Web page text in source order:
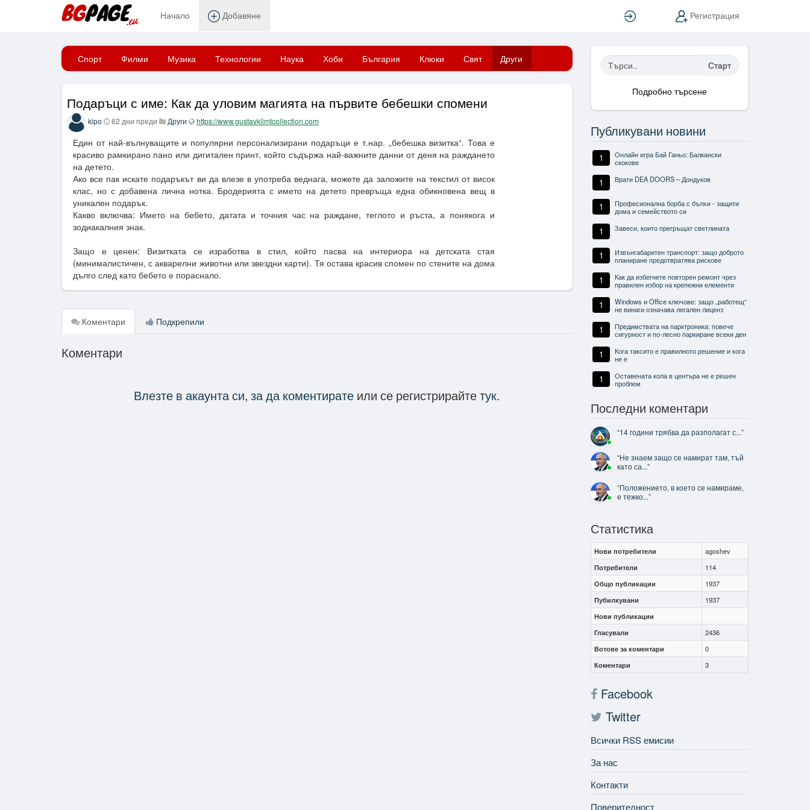
Начало Регистрация
Добавяне
Начало
Спорт Филми Музика Технологии Наука Хоби България Клюки Свят Други
Подаръци с име: Как да уловим магията на първите бебешки спомени
kipo 62 дни преди Други https://www.gustavklimtcollection.com
Един от най-вълнуващите и популярни персонализирани подаръци е т.нар. „бебешка визитка“. Това е
красиво рамкирано пано или дигитален принт, който съдържа най-важните данни от деня на раждането
на детето.
Ако все пак искате подаръкът ви да влезе в употреба веднага, можете да заложите на текстил от висок
клас, но с добавена лична нотка. Бродерията с името на детето превръща една обикновена вещ в
уникален подарък.
Какво включва: Името на бебето, датата и точния час на раждане, теглото и ръста, а понякога и
зодиакалния знак.
Защо е ценен: Визитката се изработва в стил, който пасва на интериора на детската стая
(минималистичен, с акварелни животни или звездни карти). Тя остава красив спомен по стените на дома
дълго след като бебето е пораснало.
Коментари Подкрепили
Коментари
Влезте в акаунта си, за да коментирате или се регистрирайтетук.
Старт
Подробно търсене
Публикувани новини
1
Онлайн игра Бай Ганьо: Балкански
скокове
1 Врати DEA DOORS – Дондуков
1
Професионална борба с бълхи - защити
дома и семейството си
1 Завеси, които прегръщат светлината
1
Извънгабаритен транспорт: защо доброто
планиране предотвратява рискове
1
Как да избегнете повторен ремонт чрез
правилен избор на крепежни елементи
1
Windows и Office ключове: защо „работещ“
не винаги означава легален лиценз
1
Предимствата на парктроника: повече
сигурност и по-лесно паркиране всеки ден
1
Кога таксито е правилното решение и кога
не е
1
Оставената кола в центъра не е решен
проблем
Последни коментари
“14 години трябва да разполагат с...”
“Не знаем защо се намират там, тъй
като са...”
“Положението, в което се намираме,
е тежко...”
Статистика
Нови потребители
agoshev
Потребители
114
Общо публикации
1937
Пубилкувани
1937
Нови публикации
Гласували
2436
Вотове за коментари
0
Коментари
3
Facebook
Twitter
Всички RSS емисии
За нас
Контакти
Поверителност